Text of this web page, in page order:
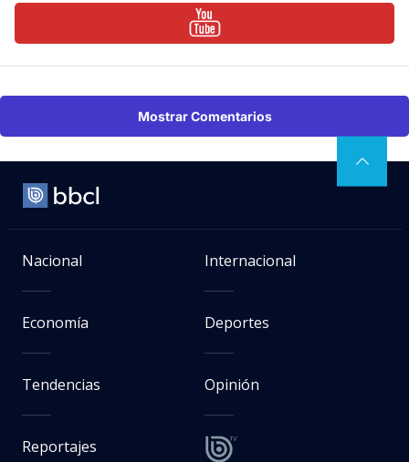
Mostrar Comentarios
Nacional Internacional
Economía Deportes
Tendencias Opinión
Reportajes